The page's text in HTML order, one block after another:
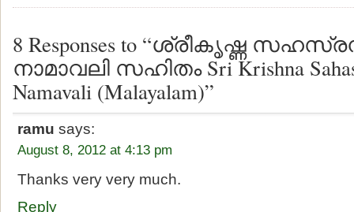
8 Responses to “ശ്രീകൃഷ്ണ
നാമാവലി സഹിതം Sri Krishna
Namavali (Malayalam)”
ramu says:
August 8, 2012 at 4:13 pm
Thanks very very much.
Reply